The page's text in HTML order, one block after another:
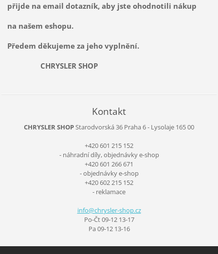
přijde na email dotazník, aby jste ohodnotili nákup
na našem eshopu.
Předem děkujeme za jeho vyplnění.
CHRYSLER SHOP
Kontakt
CHRYSLER SHOPStarodvorská 36 Praha 6 - Lysolaje 165 00
+420 601 215 152
- náhradní díly, objednávky e-shop
+420 601 266 671
- objednávky e-shop
+420 602 215 152
- reklamace
info@chrysler-shop.cz
Po-Čt 09-12 13-17
Pa 09-12 13-16